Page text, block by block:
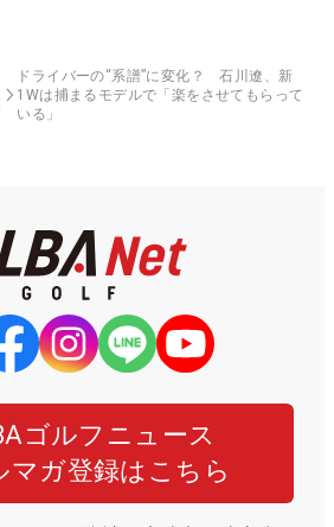
ドライバーの“系譜”に変化？ 石川遼、新
1Wは捕まるモデルで「楽をさせてもらって
いる」
ゴルフニュース
マガ登録はこちら